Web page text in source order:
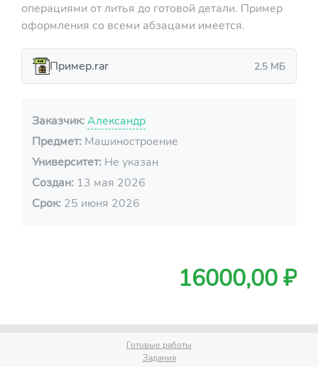
операциями от литья до готовой детали. Пример
оформления со всеми абзацами имеется.
Пример.rar 2,5 МБ
Заказчик:Александр
Предмет: Машиностроение
Университет: Не указан
Создан: 13 мая 2026
Срок: 25 июня 2026
16000,00 ₽
Готовые работы
Задания